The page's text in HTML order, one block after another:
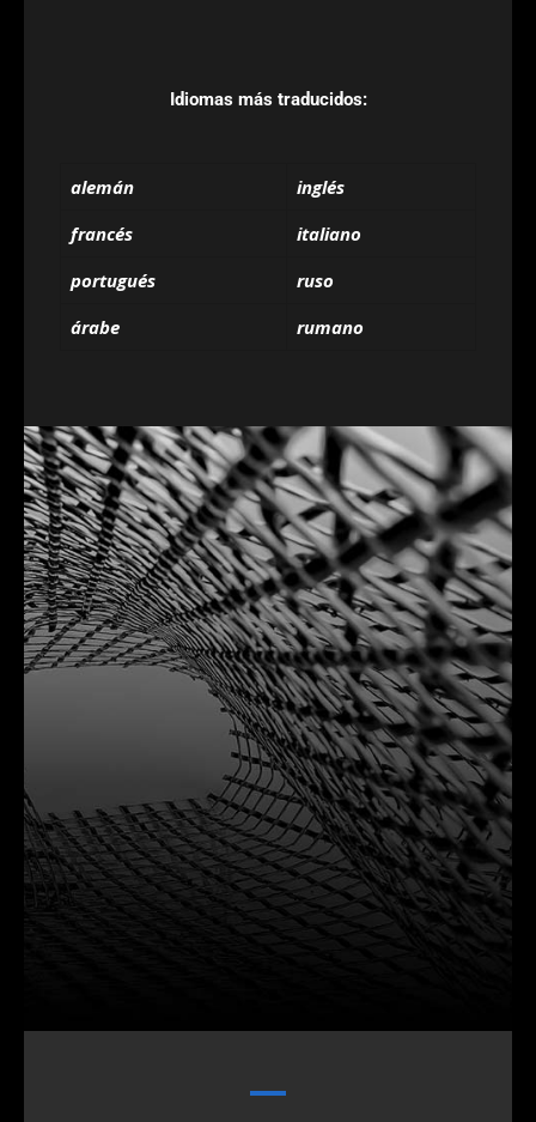
Idiomas más traducidos:
alemán
inglés
francés
italiano
portugués
ruso
árabe
rumano